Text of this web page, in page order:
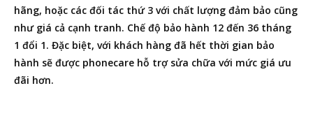
hãng, hoặc các đối tác thứ 3 với chất lượng đảm bảo cũng
như giá cả cạnh tranh. Chế độ bảo hành 12 đến 36 tháng
1 đổi 1. Đặc biệt, với khách hàng đã hết thời gian bảo
hành sẽ được phonecare hỗ trợ sửa chữa với mức giá ưu
đãi hơn.